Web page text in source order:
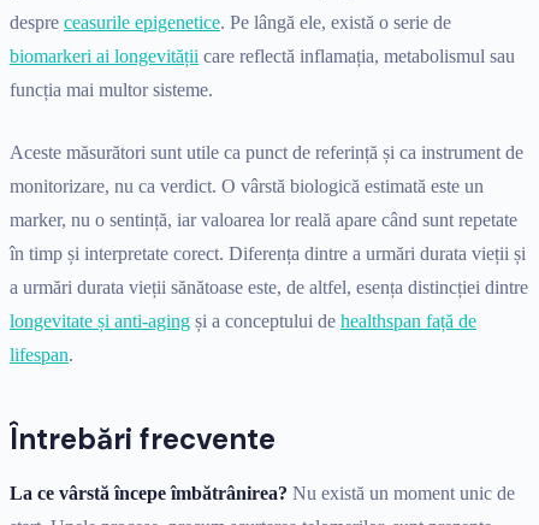
despre ceasurile epigenetice. Pe lângă ele, există o serie de
biomarkeri ai longevității care reflectă inflamația, metabolismul sau
funcția mai multor sisteme.
Aceste măsurători sunt utile ca punct de referință și ca instrument de
monitorizare, nu ca verdict. O vârstă biologică estimată este un
marker, nu o sentință, iar valoarea lor reală apare când sunt repetate
în timp și interpretate corect. Diferența dintre a urmări durata vieții și
a urmări durata vieții sănătoase este, de altfel, esența distincției dintre
longevitate și anti-aging și a conceptului de healthspan față de
lifespan.
Întrebări frecvente
La ce vârstă începe îmbătrânirea? Nu există un moment unic de